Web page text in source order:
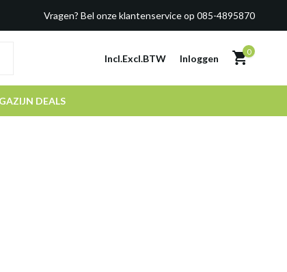
Vragen? Bel onze klantenservice op 085-4895870
Incl.Excl.BTW Inloggen
0
DEALS